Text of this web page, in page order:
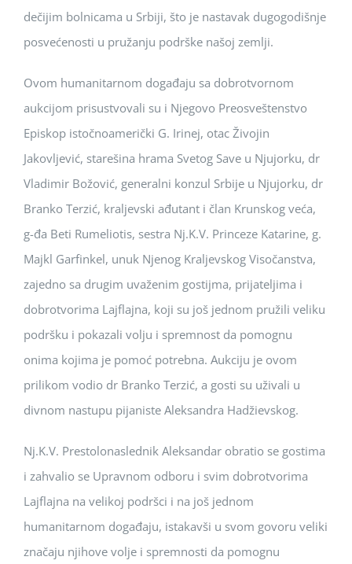
dečijim bolnicama u Srbiji, što je nastavak dugogodišnje
posvećenosti u pružanju podrške našoj zemlji.
Ovom humanitarnom događaju sa dobrotvornom
aukcijom prisustvovali su i Njegovo Preosveštenstvo
Episkop istočnoamerički G. Irinej, otac Živojin
Jakovljević, starešina hrama Svetog Save u Njujorku, dr
Vladimir Božović, generalni konzul Srbije u Njujorku, dr
Branko Terzić, kraljevski ađutant i član Krunskog veća,
g-đa Beti Rumeliotis, sestra Nj.K.V. Princeze Katarine, g.
Majkl Garfinkel, unuk Njenog Kraljevskog Visočanstva,
zajedno sa drugim uvaženim gostijma, prijateljima i
dobrotvorima Lajflajna, koji su još jednom pružili veliku
podršku i pokazali volju i spremnost da pomognu
onima kojima je pomoć potrebna. Aukciju je ovom
prilikom vodio dr Branko Terzić, a gosti su uživali u
divnom nastupu pijaniste Aleksandra Hadžievskog.
Nj.K.V. Prestolonaslednik Aleksandar obratio se gostima
i zahvalio se Upravnom odboru i svim dobrotvorima
Lajflajna na velikoj podršci i na još jednom
humanitarnom događaju, istakavši u svom govoru veliki
značaju njihove volje i spremnosti da pomognu